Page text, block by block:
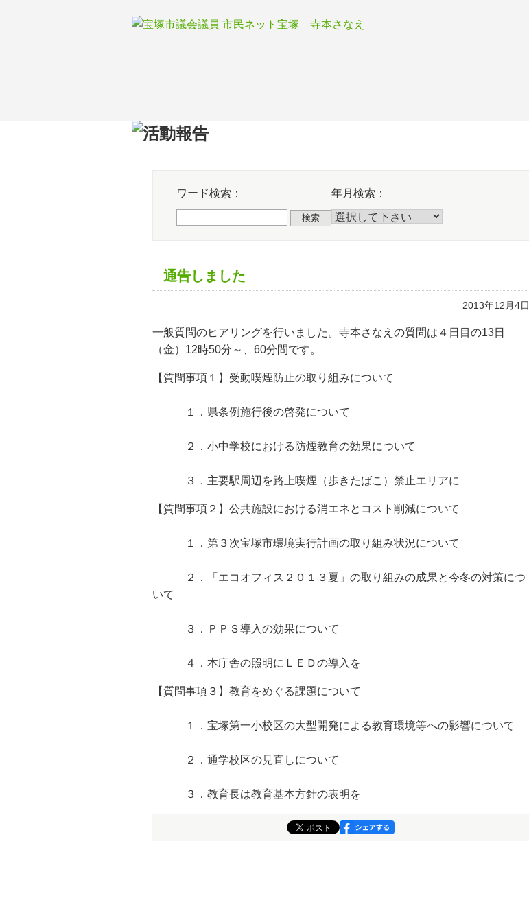
ワード検索：
検索
年月検索：
通告しました
2013年12月4日
一般質問のヒアリングを行いました。寺本さなえの質問は４日目の13日
（金）12時50分～、60分間です。
【質問事項１】受動喫煙防止の取り組みについて
１．県条例施行後の啓発について
２．小中学校における防煙教育の効果について
３．主要駅周辺を路上喫煙（歩きたばこ）禁止エリアに
【質問事項２】公共施設における消エネとコスト削減について
１．第３次宝塚市環境実行計画の取り組み状況について
２．「エコオフィス２０１３夏」の取り組みの成果と今冬の対策につ
いて
３．ＰＰＳ導入の効果について
４．本庁舎の照明にＬＥＤの導入を
【質問事項３】教育をめぐる課題について
１．宝塚第一小校区の大型開発による教育環境等への影響について
２．通学校区の見直しについて
３．教育長は教育基本方針の表明を